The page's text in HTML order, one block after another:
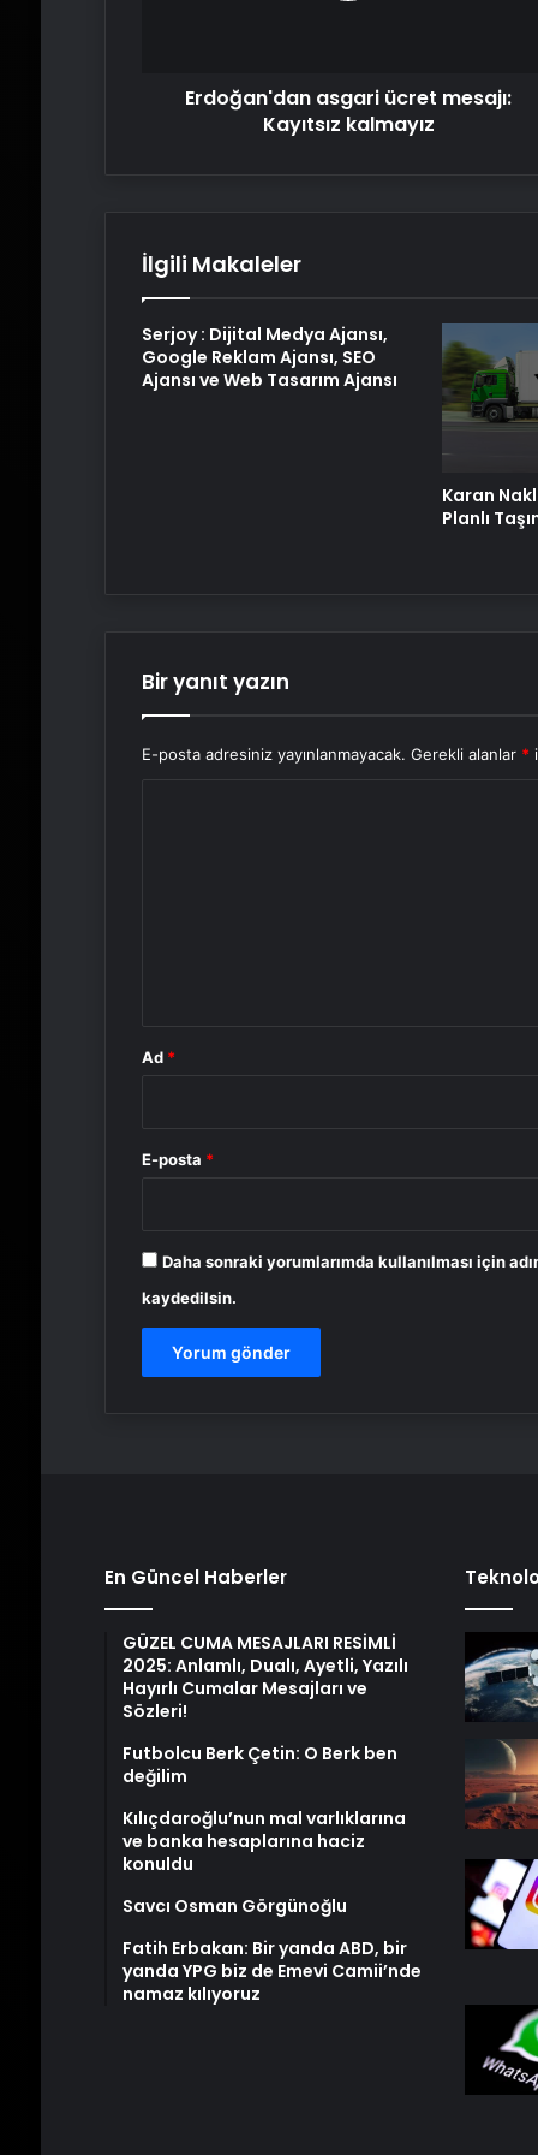
Erdoğan'dan asgari ücret mesajı:
Kayıtsız kalmayız
İlgili Makaleler
Serjoy : Dijital Medya Ajansı,
Google Reklam Ajansı, SEO
Ajansı ve Web Tasarım Ajansı
Karan
Planlı
Bir yanıt yazın
E-posta adresiniz yayınlanmayacak. Gerekli alanlar *
Ad *
E-posta *
Daha sonraki yorumlarımda kullanılması için
kaydedilsin.
En Güncel Haberler
GÜZEL CUMA MESAJLARI RESİMLİ
2025: Anlamlı, Dualı, Ayetli, Yazılı
Hayırlı Cumalar Mesajları ve
Sözleri!
Futbolcu Berk Çetin: O Berk ben
değilim
Kılıçdaroğlu’nun mal varlıklarına
ve banka hesaplarına haciz
konuldu
Savcı Osman Görgünoğlu
Fatih Erbakan: Bir yanda ABD, bir
yanda YPG biz de Emevi Camii’nde
namaz kılıyoruz